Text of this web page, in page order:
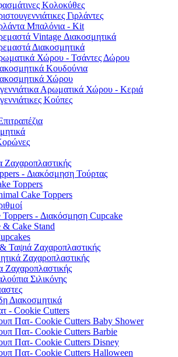
Κολοκύθες
Γιρλάντες
Μπαλόνια - Kit
Vintage Διακοσμητικά
Διακοσμητικά
Χώρου - Τσάντες Δώρου
Κουδούνια
Χώρου
Αρωματικά Χώρου - Κεριά
Κούπες
Ζαχαροπλαστικής
- Διακόσμηση Τούρτας
Toppers
Cake Toppers
Toppers - Διακόσμηση Cupcake
& Cake Stand
Ταψιά Ζαχαροπλαστικής
Ζαχαροπλαστικής
Ζαχαροπλαστικής
Σιλικόνης
Διακοσμητικά
- Cookie Cutters
Πατ- Cookie Cutters Baby Shower
Πατ- Cookie Cutters Barbie
Πατ- Cookie Cutters Disney
Πατ- Cookie Cutters Halloween